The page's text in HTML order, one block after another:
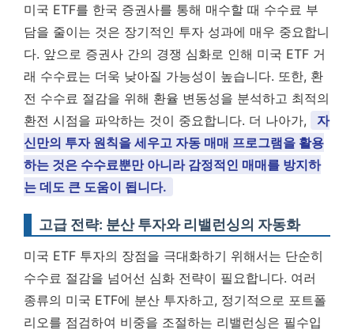
미국 ETF를 한국 증권사를 통해 매수할 때 수수료 부
담을 줄이는 것은 장기적인 투자 성과에 매우 중요합니
다. 앞으로 증권사 간의 경쟁 심화로 인해 미국 ETF 거
래 수수료는 더욱 낮아질 가능성이 높습니다. 또한, 환
전 수수료 절감을 위해 환율 변동성을 분석하고 최적의
환전 시점을 파악하는 것이 중요합니다. 더 나아가,
자
신만의 투자 원칙을 세우고 자동 매매 프로그램을 활용
하는 것은 수수료뿐만 아니라 감정적인 매매를 방지하
는 데도 큰 도움이 됩니다.
고급 전략: 분산 투자와 리밸런싱의 자동화
미국 ETF 투자의 장점을 극대화하기 위해서는 단순히
수수료 절감을 넘어선 심화 전략이 필요합니다. 여러
종류의 미국 ETF에 분산 투자하고, 정기적으로 포트폴
리오를 점검하여 비중을 조절하는 리밸런싱은 필수입